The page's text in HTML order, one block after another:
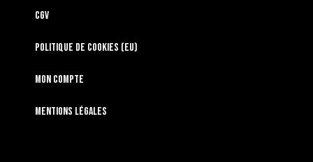
CGV
Politique de cookies (EU)
Mon compte
Mentions légales